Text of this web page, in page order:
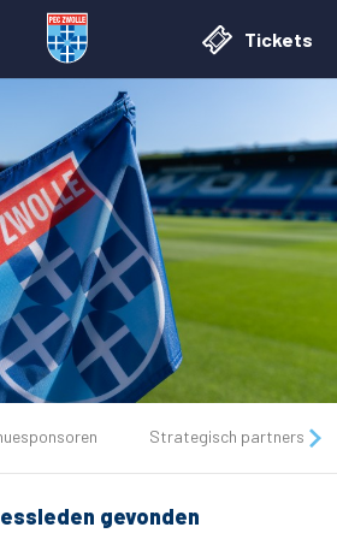
Tickets
Strategisch partners
gevonden